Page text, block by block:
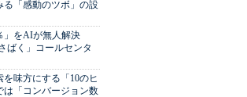
る「感動のツボ」の設
」をAIが無人解決
ばく」コールセンタ
味方にする「10のヒ
「コンバージョン数